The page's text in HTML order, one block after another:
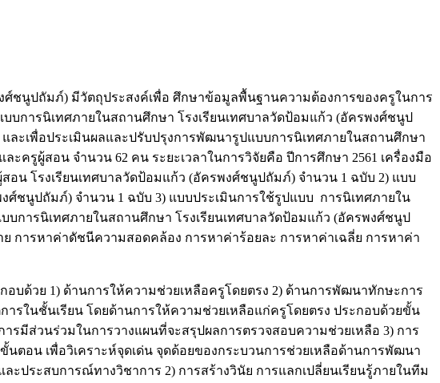
นูปถัมภ์) มีวัตถุประสงค์เพื่อ ศึกษาข้อมูลพื้นฐานความต้องการของครูในการ
การนิเทศภายในสถานศึกษา โรงเรียนเทศบาลวัดป้อมแก้ว (อัครพงศ์ชนูป
ะเพื่อประเมินผลและปรับปรุงการพัฒนารูปแบบการนิเทศภายในสถานศึกษา
ครูผู้สอน จำนวน 62 คน ระยะเวลาในการวิจัยคือ ปีการศึกษา 2561 เครื่องมือ
น โรงเรียนเทศบาลวัดป้อมแก้ว (อัครพงศ์ชนูปถัมภ์) จำนวน 1 ฉบับ 2) แบบ
ชนูปถัมภ์) จำนวน 1 ฉบับ 3) แบบประเมินการใช้รูปแบบ การนิเทศภายใน
การนิเทศภายในสถานศึกษา โรงเรียนเทศบาลวัดป้อมแก้ว (อัครพงศ์ชนูป
การหาค่าดัชนีความสอดคล้อง การหาค่าร้อยละ การหาค่าเฉลี่ย การหาค่า
วย 1) ด้านการให้ความช่วยเหลือครูโดยตรง 2) ด้านการพัฒนาทักษะการ
รในชั้นเรียน โดยด้านการให้ความช่วยเหลือแก่ครูโดยตรง ประกอบด้วยขั้น
รมีส่วนร่วมในการวางแผนที่จะสรุปผลการตรวจสอบความช่วยเหลือ 3) การ
ตอน เพื่อวิเคราะห์จุดเด่น จุดด้อยของกระบวนการช่วยเหลือด้านการพัฒนา
ประสบการณ์ทางวิชาการ 2) การสร้างวินัย การแลกเปลี่ยนเรียนรู้ภายในทีม